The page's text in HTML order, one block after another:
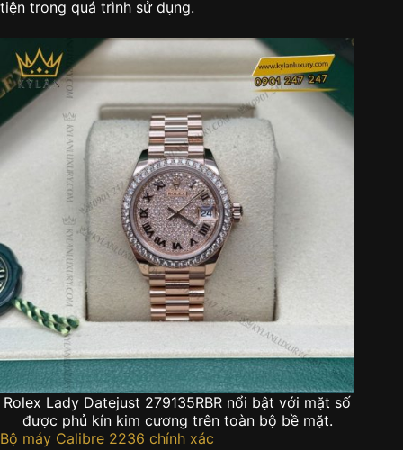
tiện trong quá trình sử dụng.
Rolex Lady Datejust 279135RBR nổi bật với mặt số
được phủ kín kim cương trên toàn bộ bề mặt.
Bộ máy Calibre 2236 chính xác